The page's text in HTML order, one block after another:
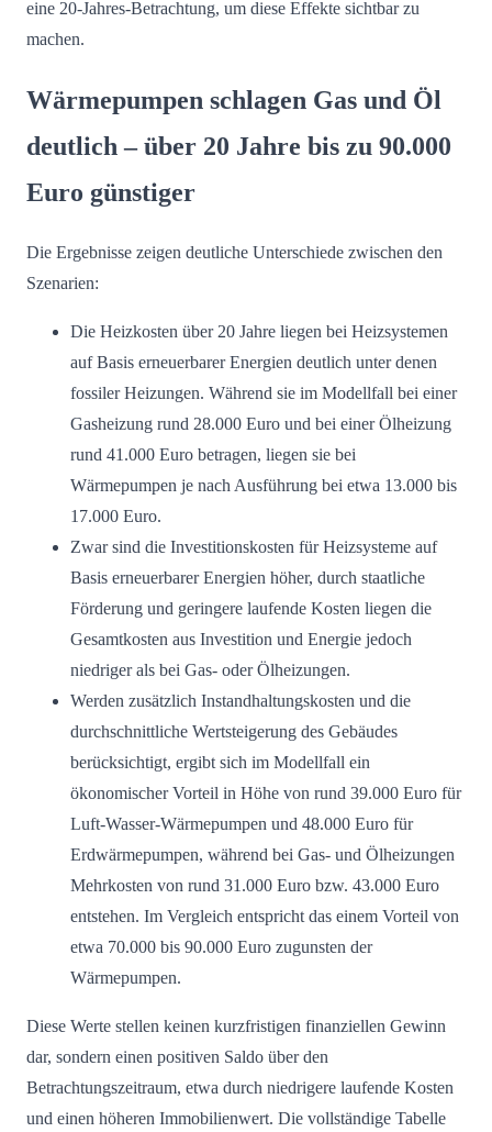
eine 20-Jahres-Betrachtung, um diese Effekte sichtbar zu
machen.
Wärmepumpen schlagen Gas und Öl
deutlich – über 20 Jahre bis zu 90.000
Euro günstiger
Die Ergebnisse zeigen deutliche Unterschiede zwischen den
Szenarien:
Die Heizkosten über 20 Jahre liegen bei Heizsystemen
auf Basis erneuerbarer Energien deutlich unter denen
fossiler Heizungen. Während sie im Modellfall bei einer
Gasheizung rund 28.000 Euro und bei einer Ölheizung
rund 41.000 Euro betragen, liegen sie bei
Wärmepumpen je nach Ausführung bei etwa 13.000 bis
17.000 Euro.
Zwar sind die Investitionskosten für Heizsysteme auf
Basis erneuerbarer Energien höher, durch staatliche
Förderung und geringere laufende Kosten liegen die
Gesamtkosten aus Investition und Energie jedoch
niedriger als bei Gas- oder Ölheizungen.
Werden zusätzlich Instandhaltungskosten und die
durchschnittliche Wertsteigerung des Gebäudes
berücksichtigt, ergibt sich im Modellfall ein
ökonomischer Vorteil in Höhe von rund 39.000 Euro für
Luft-Wasser-Wärmepumpen und 48.000 Euro für
Erdwärmepumpen, während bei Gas- und Ölheizungen
Mehrkosten von rund 31.000 Euro bzw. 43.000 Euro
entstehen. Im Vergleich entspricht das einem Vorteil von
etwa 70.000 bis 90.000 Euro zugunsten der
Wärmepumpen.
Diese Werte stellen keinen kurzfristigen finanziellen Gewinn
dar, sondern einen positiven Saldo über den
Betrachtungszeitraum, etwa durch niedrigere laufende Kosten
und einen höheren Immobilienwert. Die vollständige Tabelle